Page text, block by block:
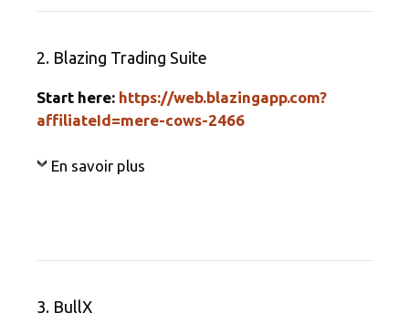
2. Blazing Trading Suite
Start here: https://web.blazingapp.com?
affiliateId=mere-cows-2466
En savoir plus
3. BullX